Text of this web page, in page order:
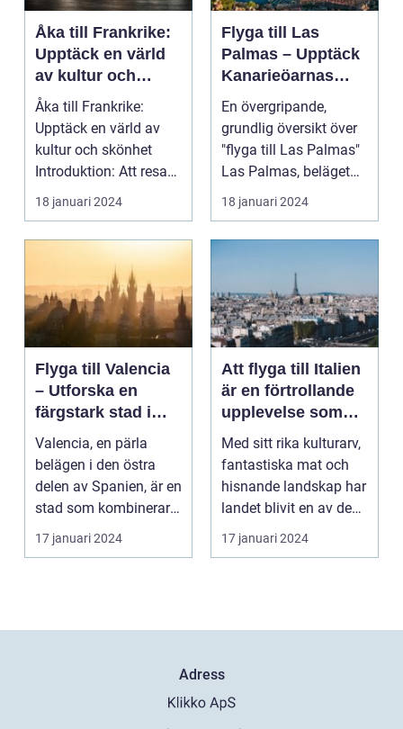
Åka till Frankrike:
Upptäck en värld
av kultur och
skönhet
Åka till Frankrike:
Upptäck en värld av
kultur och skönhet
Introduktion: Att resa
till Frankrike är...
18 januari 2024
Flyga till Las
Palmas – Upptäck
Kanarieöarnas
pärla
En övergripande,
grundlig översikt över
"flyga till Las Palmas"
Las Palmas, beläget
på Gran Canaria...
18 januari 2024
Flyga till Valencia
– Utforska en
färgstark stad i
Spanien
Valencia, en pärla
belägen i den östra
delen av Spanien, är en
stad som kombinerar
kustens skönhet m...
17 januari 2024
Att flyga till Italien
är en förtrollande
upplevelse som
lockar besökare
från hela världen
Med sitt rika kulturarv,
fantastiska mat och
hisnande landskap har
landet blivit en av de
populärast...
17 januari 2024
Adress